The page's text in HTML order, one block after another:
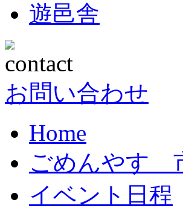
遊邑舎
お問い合わせ
Home
ごめんやす
イベント日程